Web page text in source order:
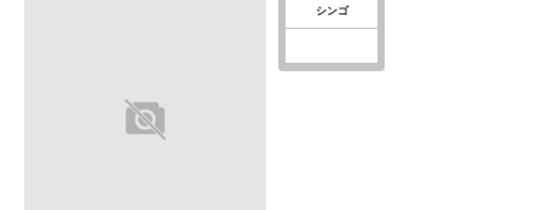
シンゴ